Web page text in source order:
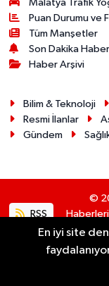
Malatya Trafik
Puan Durumu ve
Tüm Manşetler
Son Dakika
Haber Arşivi
Bilim & Teknoloji
Resmi İlanlar
Gündem
RSS
©
En iyi site